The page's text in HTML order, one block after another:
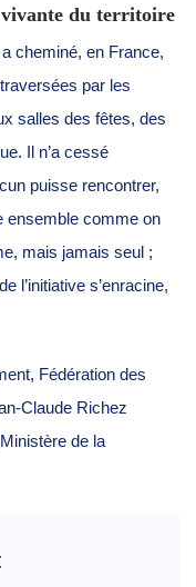
vivante du territoire
cheminé, en France,
par les
salles des fêtes, des
Il n’a cessé
puisse rencontrer,
ensemble comme on
mais jamais seul ;
l’initiative s’enracine,
Fédération des
Claude Richez
de la